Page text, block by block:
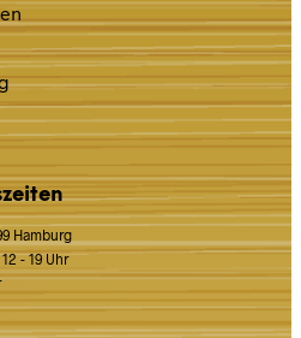
Hamburg
- 19 Uhr